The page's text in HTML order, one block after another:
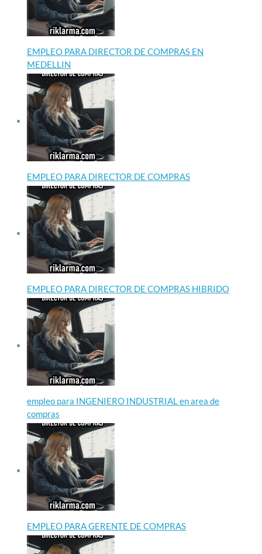
EMPLEO PARA DIRECTOR DE COMPRAS EN
MEDELLIN
EMPLEO PARA DIRECTOR DE COMPRAS
EMPLEO PARA DIRECTOR DE COMPRAS HIBRIDO
empleo para INGENIERO INDUSTRIAL en area de
compras
EMPLEO PARA GERENTE DE COMPRAS